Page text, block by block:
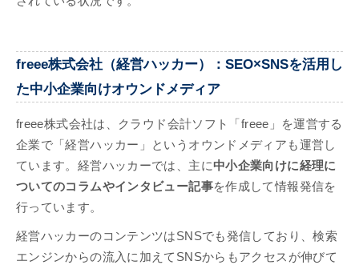
freee株式会社（経営ハッカー）：SEO×SNSを活用し
た中小企業向けオウンドメディア
freee株式会社は、クラウド会計ソフト「freee」を運営する
企業で「経営ハッカー」というオウンドメディアも運営し
ています。経営ハッカーでは、主に中小企業向けに経理に
ついてのコラムやインタビュー記事を作成して情報発信を
行っています。
経営ハッカーのコンテンツはSNSでも発信しており、検索
エンジンからの流入に加えてSNSからもアクセスが伸びて